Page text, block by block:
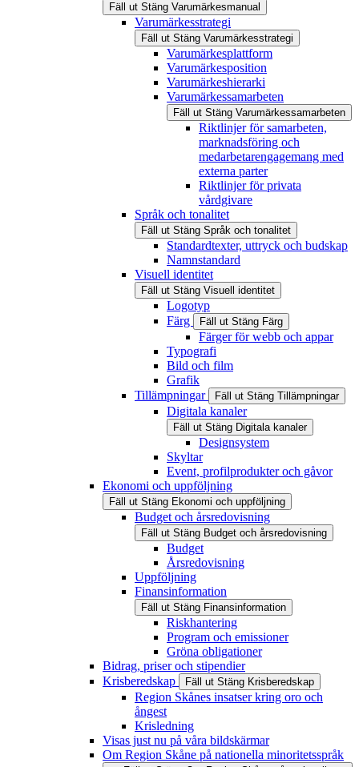
Fäll ut Stäng Varumärkesmanual
Varumärkesstrategi
Fäll ut Stäng Varumärkesstrategi
Varumärkesplattform
Varumärkesposition
Varumärkeshierarki
Varumärkessamarbeten
Fäll ut Stäng Varumärkessamarbeten
Riktlinjer för samarbeten,
marknadsföring och
medarbetarengagemang med
externa parter
Riktlinjer för privata
vårdgivare
Språk och tonalitet
Fäll ut Stäng Språk och tonalitet
Standardtexter, uttryck och budskap
Namnstandard
Visuell identitet
Fäll ut Stäng Visuell identitet
Logotyp
Färg
Fäll ut Stäng Färg
Färger för webb och appar
Typografi
Bild och film
Grafik
Tillämpningar
Fäll ut Stäng Tillämpningar
Digitala kanaler
Fäll ut Stäng Digitala kanaler
Designsystem
Skyltar
Event, profilprodukter och gåvor
Ekonomi och uppföljning
Fäll ut Stäng Ekonomi och uppföljning
Budget och årsredovisning
Fäll ut Stäng Budget och årsredovisning
Budget
Årsredovisning
Uppföljning
Finansinformation
Fäll ut Stäng Finansinformation
Riskhantering
Program och emissioner
Gröna obligationer
Bidrag, priser och stipendier
Krisberedskap
Fäll ut Stäng Krisberedskap
Region Skånes insatser kring oro och
ångest
Krisledning
Visas just nu på våra bildskärmar
Om Region Skåne på nationella minoritetsspråk